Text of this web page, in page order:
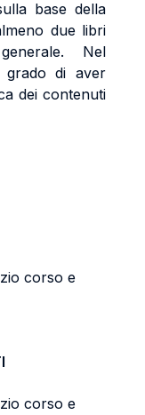
base della
due libri
Nel
grado di aver
dei contenuti
corso e
corso e